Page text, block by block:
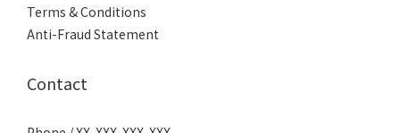
Terms & Conditions
Anti-Fraud Statement
Contact